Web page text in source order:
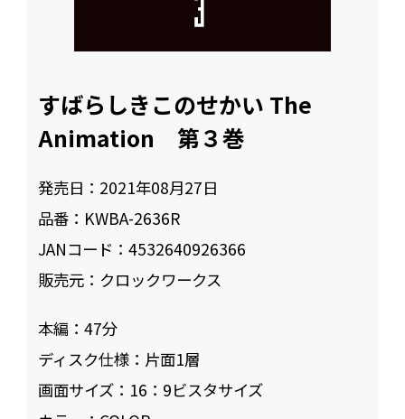
すばらしきこのせかい The
Animation 第３巻
発売日： 2021年08月27日
品番： KWBA-2636R
JANコード：4532640926366
販売元： クロックワークス
本編：47
ディスク仕様： 片面1層
画面サイズ： 16：9ビスタサイズ